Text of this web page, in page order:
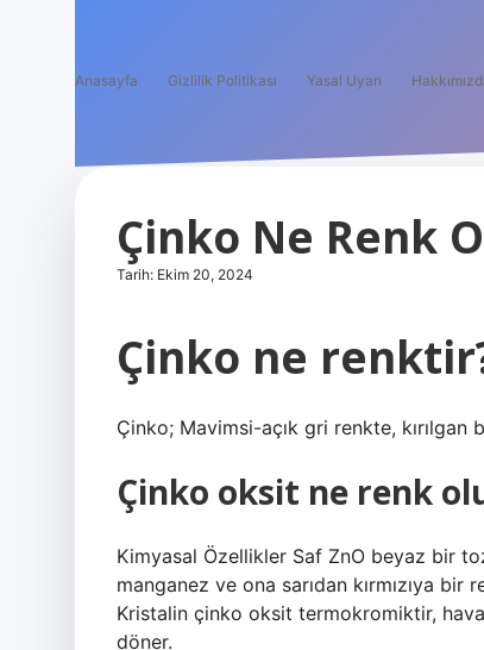
Anasayfa Gizlilik Politikası Yasal Uyarı
Çinko Ne Renk
Tarih: Ekim 20, 2024
Çinko ne
Çinko; Mavimsi-açık gri renkte, kırılgan
Çinko oksit ne renk
Kimyasal Özellikler Saf ZnO beyaz bir
manganez ve ona sarıdan kırmızıya
Kristalin çinko oksit termokromiktir,
döner.